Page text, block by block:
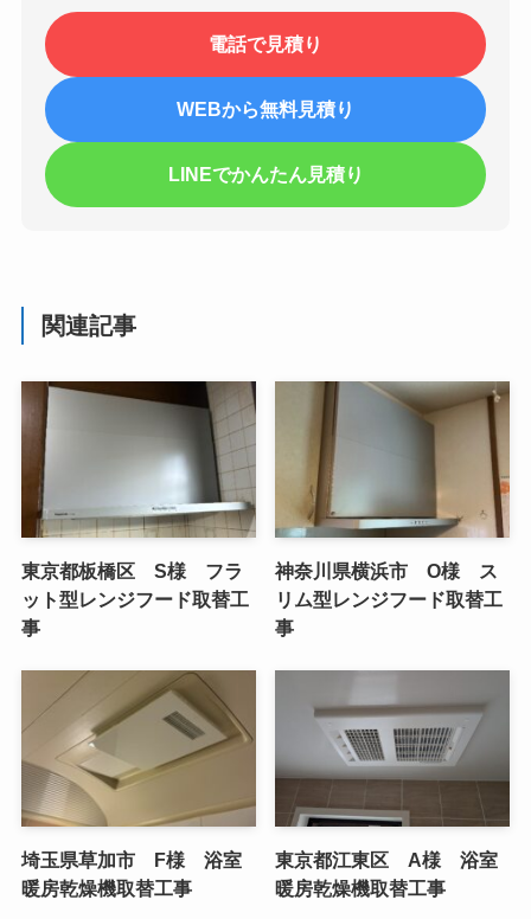
電話で見積り
WEBから無料見積り
LINEでかんたん見積り
関連記事
東京都板橋区 S様 フラ
ット型レンジフード取替工
事
神奈川県横浜市 O様 ス
リム型レンジフード取替工
事
埼玉県草加市 F様 浴室
暖房乾燥機取替工事
東京都江東区 A様 浴室
暖房乾燥機取替工事